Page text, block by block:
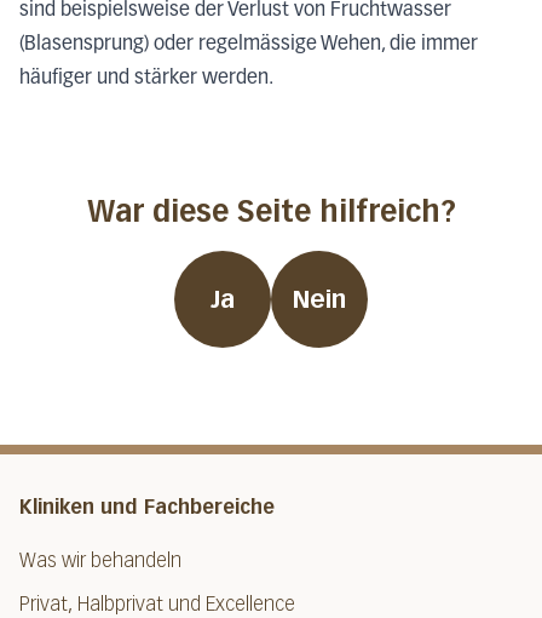
sind beispielsweise der Verlust von Fruchtwasser
(Blasensprung) oder regelmässige Wehen, die immer
häufiger und stärker werden.
War diese Seite hilfreich?
Ja Nein
Kliniken und Fachbereiche
Was wir behandeln
Privat, Halbprivat und Excellence